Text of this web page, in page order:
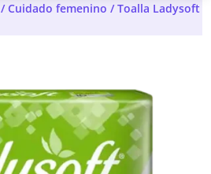
/Cuidado femenino / Toalla Ladysoft